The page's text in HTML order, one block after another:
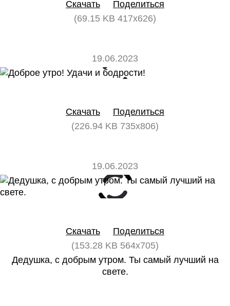
Скачать
Поделиться
(69.15 KB 417x626)
19.06.2023
Скачать
Поделиться
(226.94 KB 735x806)
19.06.2023
Скачать
Поделиться
(153.28 KB 564x705)
Дедушка, с добрым утром. Ты самый лучший на
свете.